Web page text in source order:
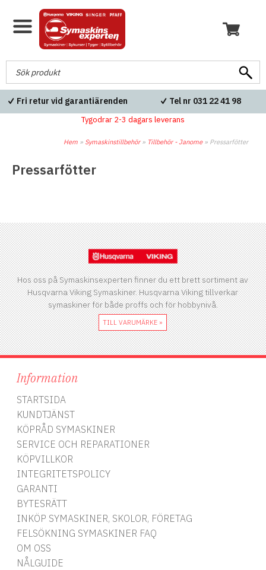
Fri retur vid garantiärenden Tel nr 031 22 41 98
Tygodrar 2-3 dagars leverans
Hem » Symaskinstillbehör» Tillbehör - Janome» Pressarfötter
Pressarfötter
Hos oss på Symaskinsexperten finner du ett brett sortiment av
Husqvarna Viking Symaskiner. Husqvarna Viking tillverkar
symaskiner för både proffs och för hobbynivå.
TILL VARUMÄRKE »
Information
STARTSIDA
KUNDTJÄNST
KÖPRÅD SYMASKINER
SERVICE OCH REPARATIONER
KÖPVILLKOR
INTEGRITETSPOLICY
GARANTI
BYTESRÄTT
INKÖP SYMASKINER, SKOLOR, FÖRETAG
FELSÖKNING SYMASKINER FAQ
OM OSS
NÅLGUIDE